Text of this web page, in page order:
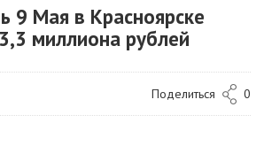
9 Мая в Красноярске
миллиона рублей
Поделиться 0